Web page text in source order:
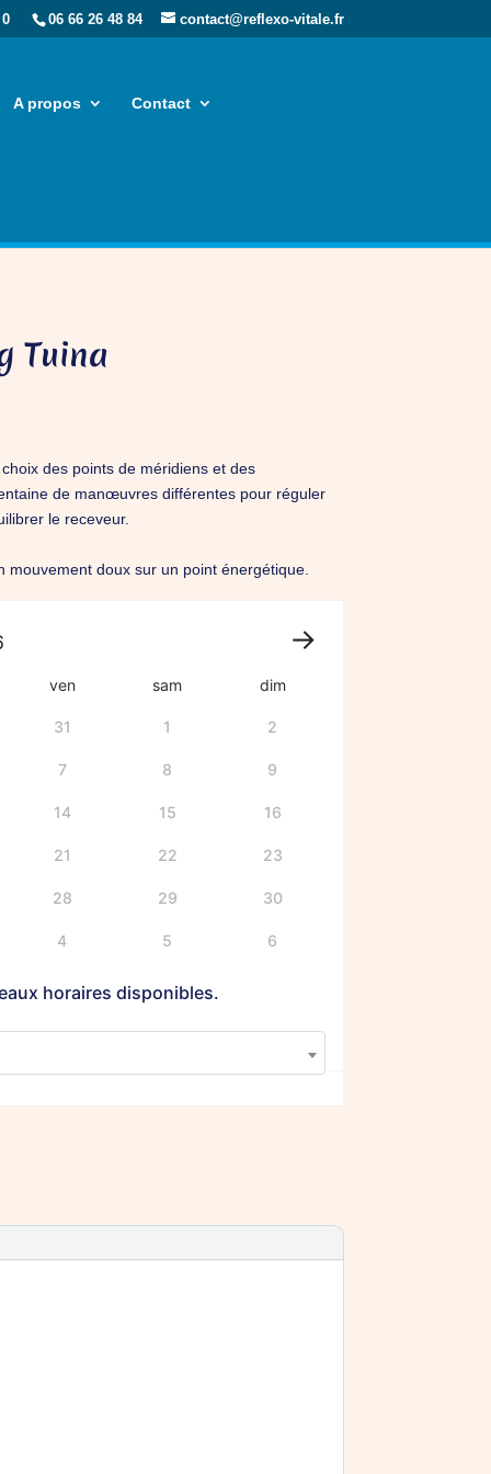
06 66 26 48 84 contact@reflexo-vitale.fr
A propos Contact
Tuina
des points de méridiens et des
de manœuvres différentes pour réguler
le receveur.
doux sur un point énergétique.
ven sam dim
31 1 2
7 8 9
14 15 16
21 22 23
28 29 30
4 5 6
horaires disponibles.